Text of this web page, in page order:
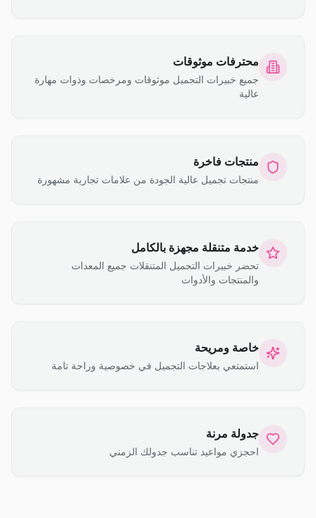
محترفات موثوقات
جميع خبيرات التجميل موثوقات ومرخصات وذوات مهارة
عالية
منتجات فاخرة
منتجات تجميل عالية الجودة من علامات تجارية مشهورة
خدمة متنقلة مجهزة بالكامل
تحضر خبيرات التجميل المتنقلات جميع المعدات
والمنتجات والأدوات
خاصة ومريحة
استمتعي بعلاجات التجميل في خصوصية وراحة تامة
جدولة مرنة
احجزي مواعيد تناسب جدولك الزمني